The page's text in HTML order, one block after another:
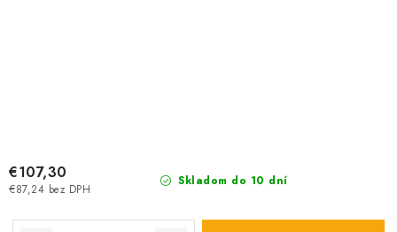
Skladom do 10 dní
€87,24 bez DPH
€107,30